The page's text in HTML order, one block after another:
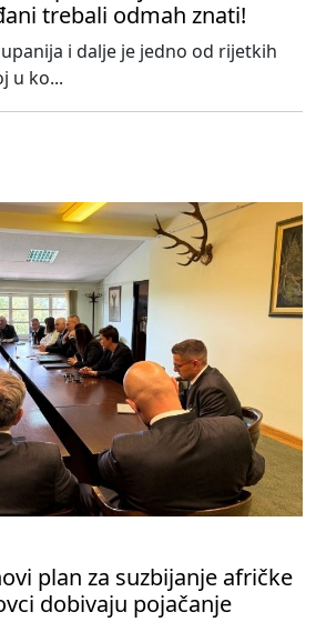
trebali odmah znati!
i dalje je jedno od rijetkih
u ko...
plan za suzbijanje afričke
dobivaju pojačanje